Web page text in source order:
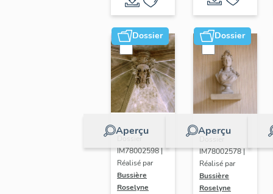
Dossier
Aperçu
Dossier
IM78002598 |
Réalisé par
Bussière
Roselyne
Dossier
Aperçu
IM78002578 |
Réalisé par
Bussière
Roselyne